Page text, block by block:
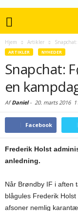
Hjem Artikler
ARTIKLER NYHEDER
Snapchat:
en
AfDaniel- 20. marts 2016
Facebook
Frederik Holst
anledning.
Når Brøndby IF i aften
blågules Frederik
afsoner nemlig